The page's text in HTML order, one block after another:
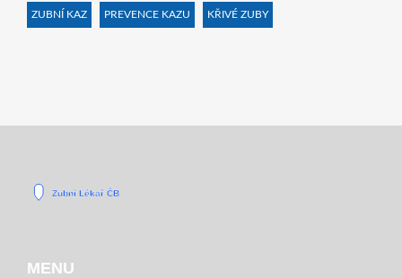
ZUBNÍ KAZ PREVENCE KAZU KŘIVÉ ZUBY
MENU